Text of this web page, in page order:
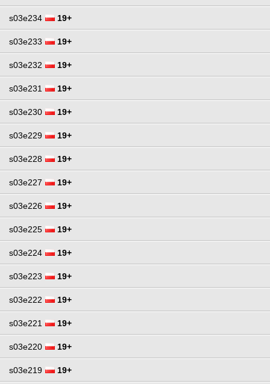
s03e234 19+
s03e233 19+
s03e232 19+
s03e231 19+
s03e230 19+
s03e229 19+
s03e228 19+
s03e227 19+
s03e226 19+
s03e225 19+
s03e224 19+
s03e223 19+
s03e222 19+
s03e221 19+
s03e220 19+
s03e219 19+